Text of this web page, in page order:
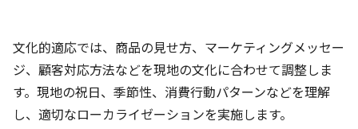
文化的適応では、商品の見せ方、マーケティングメッセー
ジ、顧客対応方法などを現地の文化に合わせて調整しま
す。現地の祝日、季節性、消費行動パターンなどを理解
し、適切なローカライゼーションを実施します。